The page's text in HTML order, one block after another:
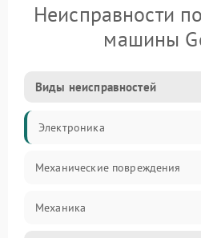
Неисправности
машины
Виды неисправностей
Электроника
Механические повреждения
Механика